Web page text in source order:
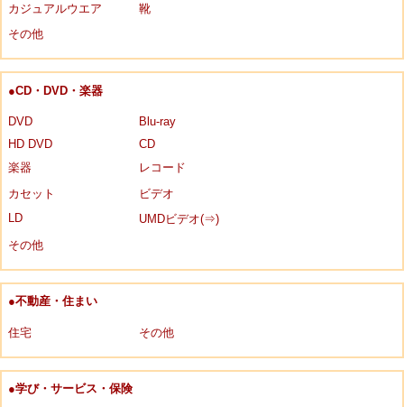
カジュアルウエア
靴
その他
●CD・DVD・楽器
DVD
Blu-ray
HD DVD
CD
楽器
レコード
カセット
ビデオ
LD
UMDビデオ(⇒)
その他
●不動産・住まい
住宅 その他
●学び・サービス・保険